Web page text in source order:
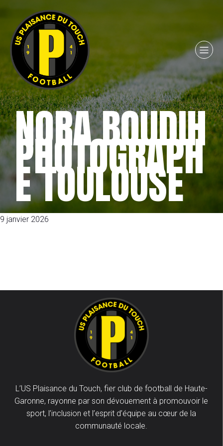
NORA BOUDIH
PHOTOGRAPH
E TOULOUSE
9 janvier 2026
L’US Plaisance du Touch, fier club de football de Haute-
Garonne, rayonne par son dévouement à promouvoir le
sport, l’inclusion et l’esprit d’équipe au cœur de la
communauté locale.